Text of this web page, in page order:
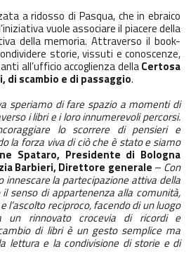
a ridosso di Pasqua, che in ebraico
vuole associare il piacere della
della memoria. Attraverso il book-
storie, vissuti e conoscenze,
all’ufficio accoglienza dellaCertosa
di scambio e di passaggio.
speriamo di fare spazio a momenti di
i libri e i loro innumerevoli percorsi.
lo scorrere di pensieri e
la forza viva di ciò che è stato e siamo
Spataro, Presidente di Bologna
Barbieri, Direttore generale – Con
innescare la partecipazione attiva della
senso di appartenenza alla comunità,
l’ascolto reciproco, facendo di un luogo
un rinnovato crocevia di ricordi e
di libri è un gesto semplice ma
lettura e la condivisione di storie e di